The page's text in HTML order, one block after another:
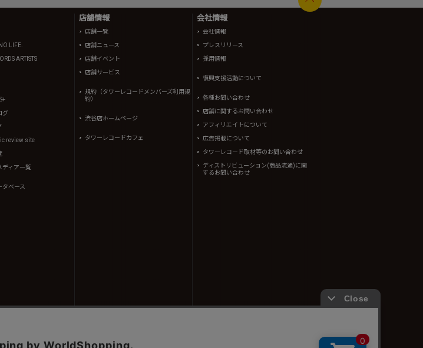
LIFE.
ARTISTS
グ
review site
ディア一覧
タベース
店舗情報
店舗一覧
店舗ニュース
店舗イベント
店舗サービス
規約（タワーレコードメンバーズ利用規
約）
渋谷店ホームページ
タワーレコードカフェ
会社情報
会社情報
プレスリリース
採用情報
復興支援活動について
各種お問い合わせ
店舗に関するお問い合わせ
アフィリエイトについて
広告掲載について
タワーレコード取材等のお問い合わせ
ディストリビューション(商品流通)に関
するお問い合わせ